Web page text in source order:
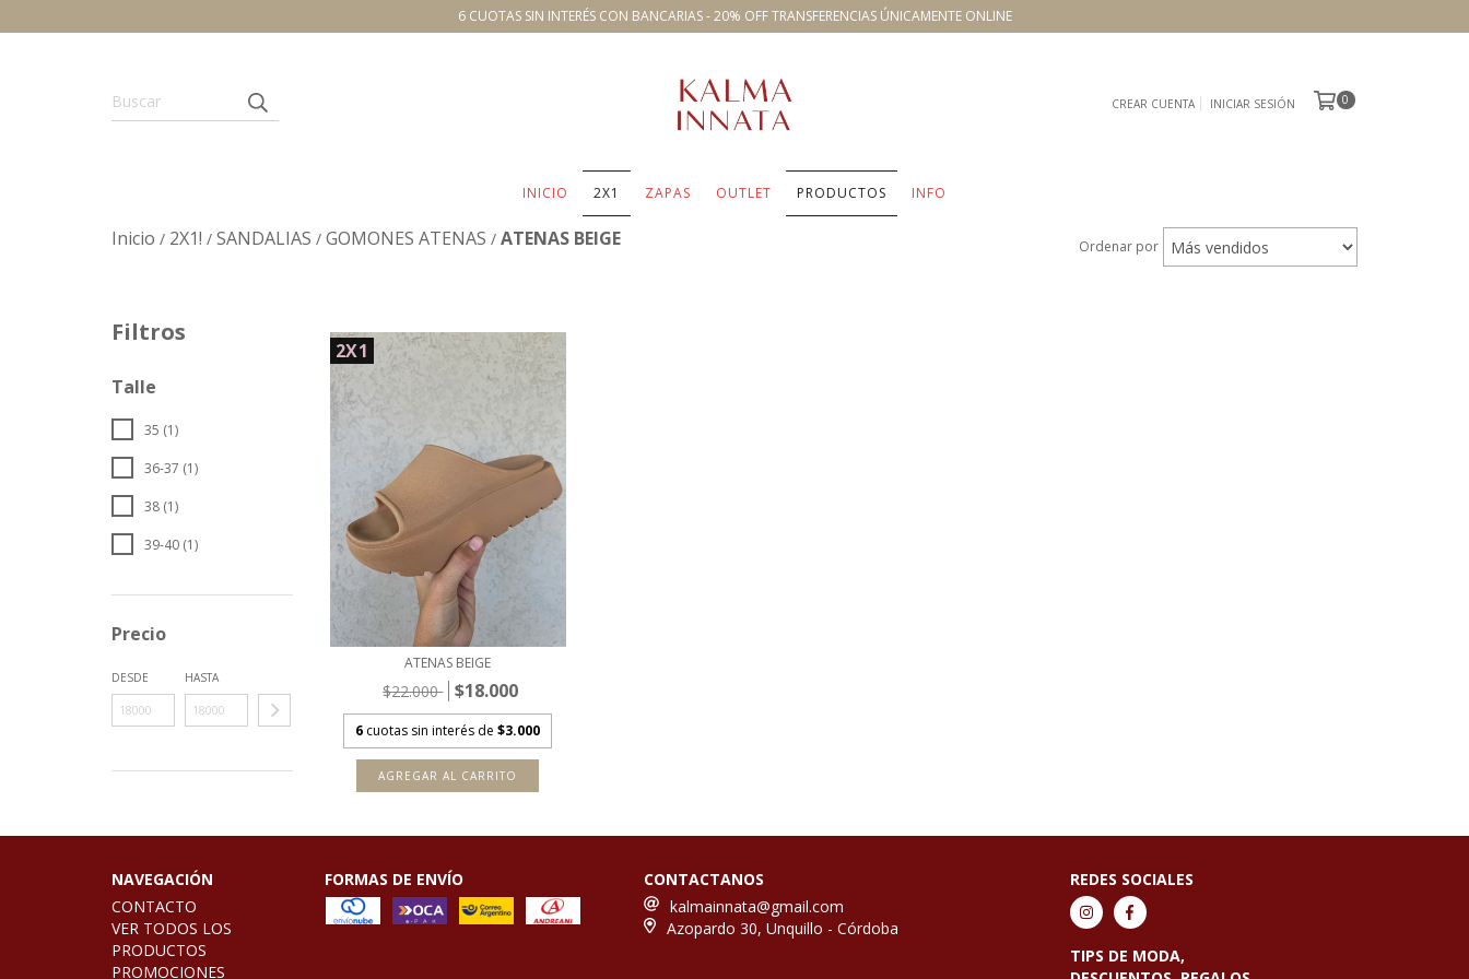
6 CUOTAS SIN INTERÉS CON BANCARIAS - 20% OFF TRANSFERENCIAS ÚNICAMENTE ONLINE
CREAR CUENTA INICIAR SESIÓN 0
INICIO 2X1 ZAPAS OUTLET PRODUCTOS INFO
Inicio / 2X1! / SANDALIAS / GOMONES ATENAS / ATENAS BEIGE Ordenar por
Filtros
Talle
35 (1)
36-37 (1)
38 (1)
39-40 (1)
Precio
DESDE HASTA
2X1
ATENAS BEIGE
$22.000 $18.000
6 cuotas sin interés de$3.000
AGREGAR AL CARRITO
NAVEGACIÓN
CONTACTO
VER TODOS LOS
PRODUCTOS
PROMOCIONES
FORMAS DE ENVÍO
CONTACTANOS
kalmainnata@gmail.com
Azopardo 30, Unquillo - Córdoba
REDES SOCIALES
TIPS DE MODA,